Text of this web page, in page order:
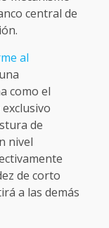
central de
al
como el
de
nivel
de corto
a las demás